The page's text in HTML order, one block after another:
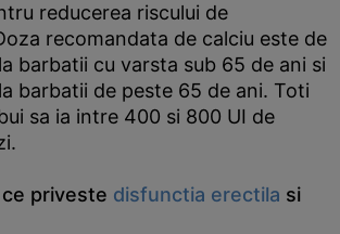
reducerea riscului de
recomandata de calciu este de
barbatii cu varsta sub 65 de ani si
barbatii de peste 65 de ani. Toti
sa ia intre 400 si 800 UI de
priveste disfunctia erectila si